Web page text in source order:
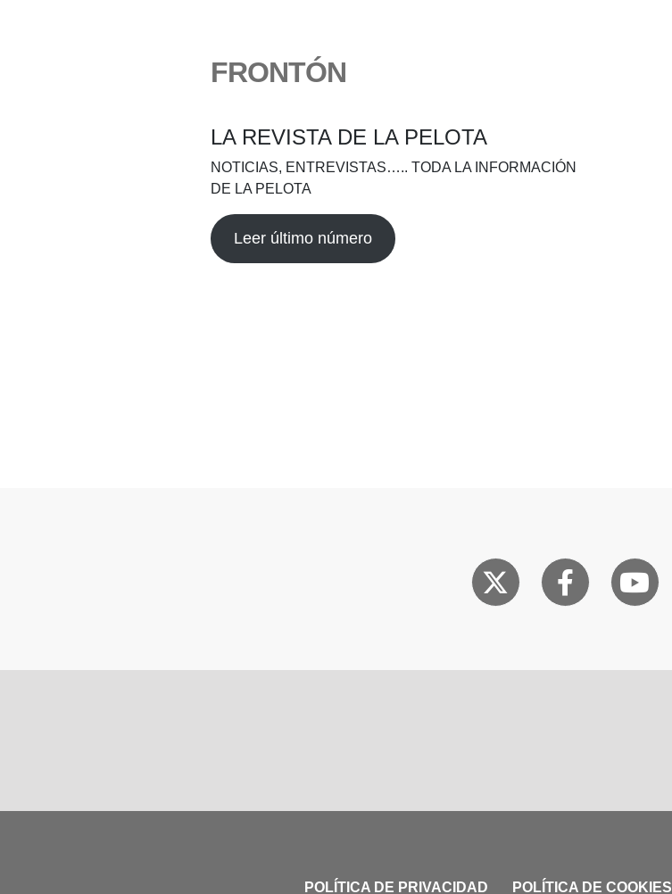
FRONTÓN
LA REVISTA DE LA PELOTA
NOTICIAS, ENTREVISTAS….. TODA LA INFORMACIÓN
DE LA PELOTA
Leer último número
POLÍTICA DE PRIVACIDAD POLÍTICA DE COOKIES